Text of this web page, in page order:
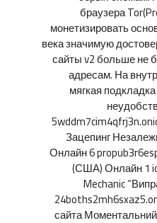
браузера
монетизировать
века значимую
сайты v2 больше не
адресам. На
мягкая
Зацепинг
Онлайн 6
(США) Онлайн 1
Mechanic
сайта